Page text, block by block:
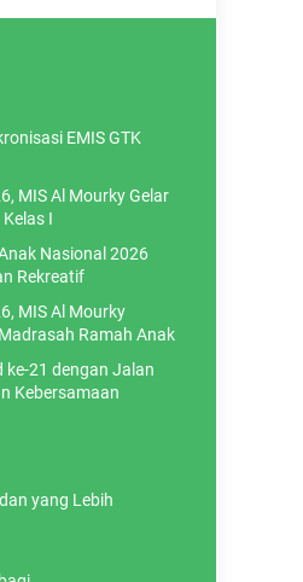
EMIS GTK
MIS Al Mourky Gelar
I
Nasional 2026
Rekreatif
MIS Al Mourky
Ramah Anak
ke-21 dengan Jalan
Kebersamaan
yang Lebih